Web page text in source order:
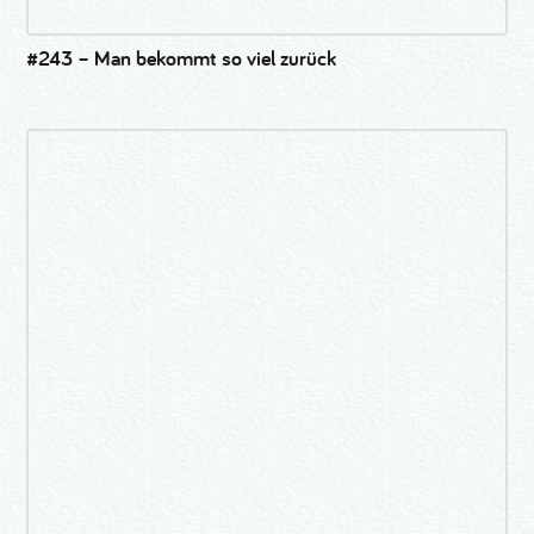
#243 – Man bekommt so viel zurück